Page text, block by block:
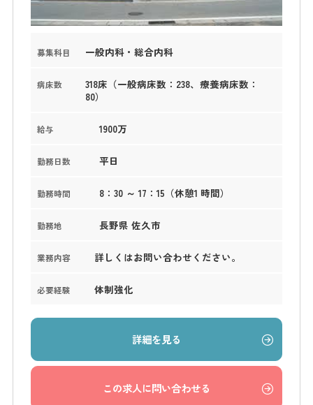
募集科目 一般内科・総合内科
病床数
318床（一般病床数：238、療養病床数：
80）
給与 1900万
勤務日数 平日
勤務時間 8：30 ～ 17：15（休憩1 時間）
勤務地 長野県 佐久市
業務内容 詳しくはお問い合わせください。
必要経験 体制強化
詳細を見る
この求人に問い合わせる